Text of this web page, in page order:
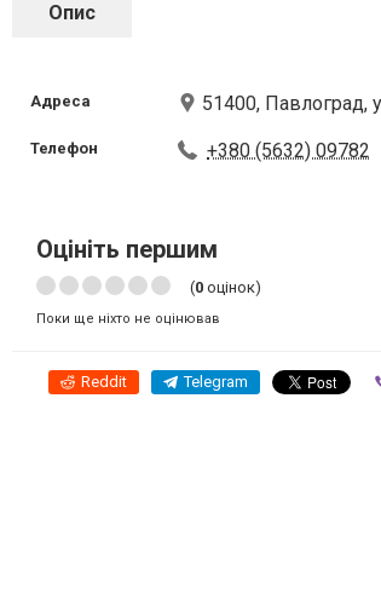
Опис
Адреса 51400, Павлоград,
Телефон +380 (5632) 09782
Оцініть першим
(0 оцінок)
Поки ще ніхто не оцінював
Reddit Telegram